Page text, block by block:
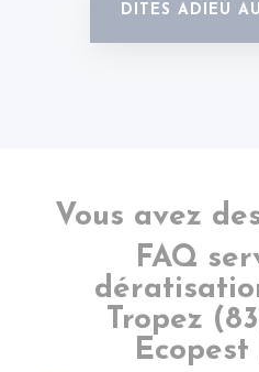
DITES ADIEU
Vous avez
FAQ
Tropez